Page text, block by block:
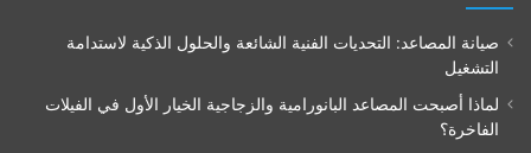
صيانة المصاعد: التحديات الفنية الشائعة والحلول الذكية لاستدامة
التشغيل
لماذا أصبحت المصاعد البانورامية والزجاجية الخيار الأول في الفيلات
الفاخرة؟